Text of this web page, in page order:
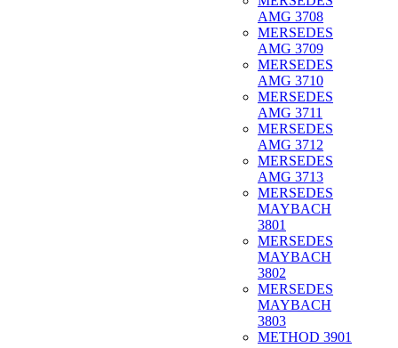
AMG 3708
MERSEDES
AMG 3709
MERSEDES
AMG 3710
MERSEDES
AMG 3711
MERSEDES
AMG 3712
MERSEDES
AMG 3713
MERSEDES
MAYBACH
3801
MERSEDES
MAYBACH
3802
MERSEDES
MAYBACH
3803
METHOD 3901